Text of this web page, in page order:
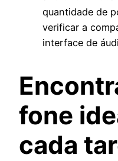
quantidade de
verificar a
interface de
fone
cada